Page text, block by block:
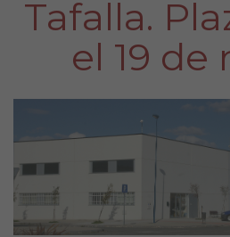
Tafalla.
el 19 de